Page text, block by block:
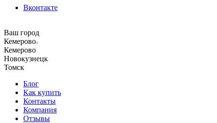
Вконтакте
Ваш город
Кемерово
Кемерово
Новокузнецк
Томск
Блог
Как купить
Контакты
Компания
Отзывы